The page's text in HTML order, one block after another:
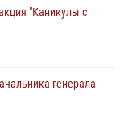
"Каникулы с
генерала